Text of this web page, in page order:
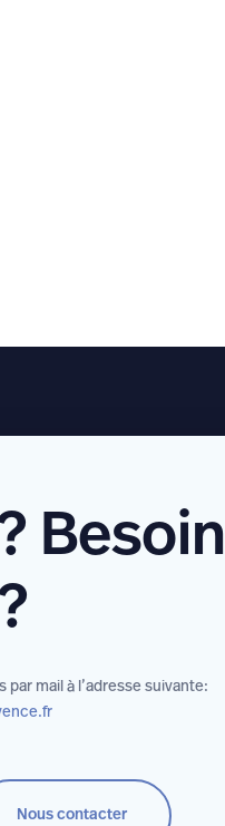
Besoin
mail à l’adresse suivante:
Nous contacter